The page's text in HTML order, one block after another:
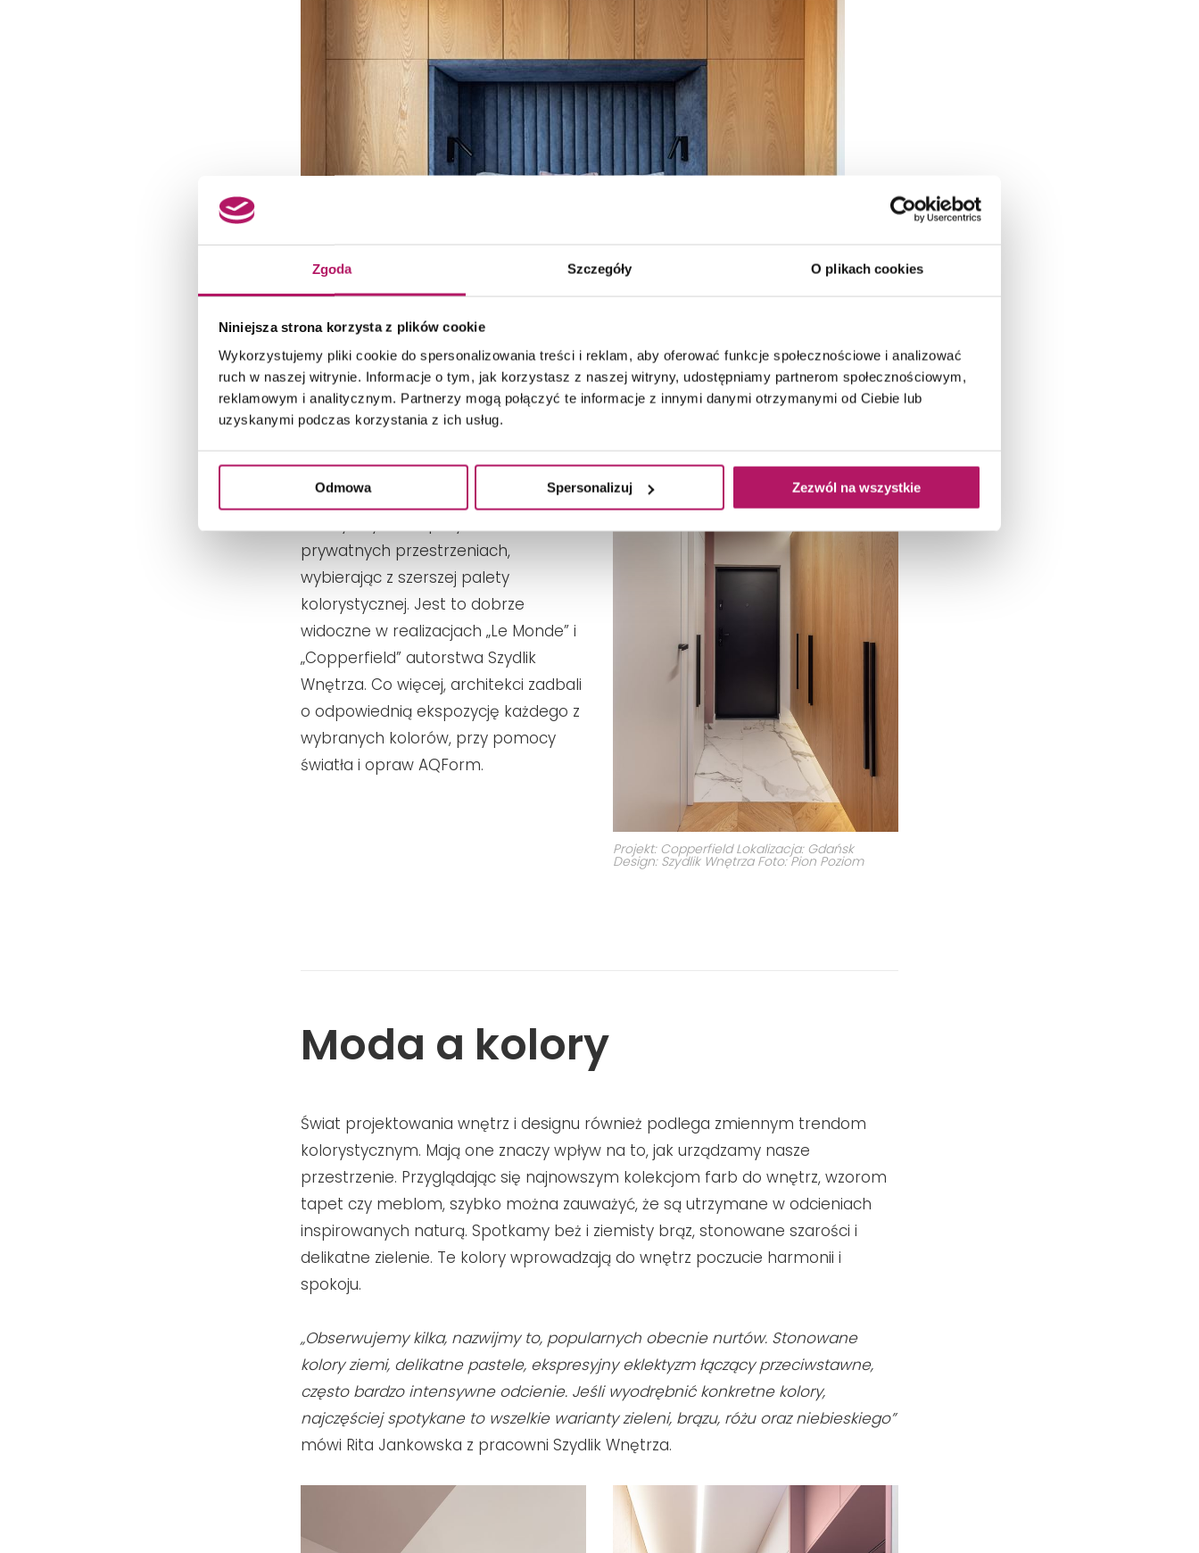
Zgoda Szczegóły O plikach cookies
Niniejsza strona korzysta z plików cookie
Wykorzystujemy pliki cookie do spersonalizowania treści i reklam, aby oferować funkcje społecznościowe i analizować
ruch w naszej witrynie. Informacje o tym, jak korzystasz z naszej witryny, udostępniamy partnerom społecznościowym,
reklamowym i analitycznym. Partnerzy mogą połączyć te informacje z innymi danymi otrzymanymi od Ciebie lub
uzyskanymi podczas korzystania z ich usług.
Odmowa Spersonalizuj Zezwól na wszystkie
Projekt: Copperfield Lokalizacja: Gdańsk Design: Szydlik Wnętrza Foto: Pion Poziom
Czy Inwestorzy zdają sobie sprawę,
wnętrz? Oczywiście! Często są także
otwarci na nowe pomysły i gotowi do
prywatnych przestrzeniach,
wybierając z szerszej palety
kolorystycznej. Jest to dobrze
widoczne w realizacjach „Le Monde” i
„Copperfield” autorstwa Szydlik
Wnętrza. Co więcej, architekci zadbali
o odpowiednią ekspozycję każdego z
wybranych kolorów, przy pomocy
światła i opraw AQForm.
Projekt: Copperfield Lokalizacja: Gdańsk
Design: Szydlik Wnętrza Foto: Pion Poziom
Moda a kolory
Świat projektowania wnętrz i designu również podlega zmiennym trendom
kolorystycznym. Mają one znaczy wpływ na to, jak urządzamy nasze
przestrzenie. Przyglądając się najnowszym kolekcjom farb do wnętrz, wzorom
tapet czy meblom, szybko można zauważyć, że są utrzymane w odcieniach
inspirowanych naturą. Spotkamy beż i ziemisty brąz, stonowane szarości i
delikatne zielenie. Te kolory wprowadzają do wnętrz poczucie harmonii i
spokoju.
„Obserwujemy kilka, nazwijmy to, popularnych obecnie nurtów. Stonowane
kolory ziemi, delikatne pastele, ekspresyjny eklektyzm łączący przeciwstawne,
często bardzo intensywne odcienie. Jeśli wyodrębnić konkretne kolory,
najczęściej spotykane to wszelkie warianty zieleni, brązu, różu oraz niebieskiego”
mówi Rita Jankowska z pracowni Szydlik Wnętrza.